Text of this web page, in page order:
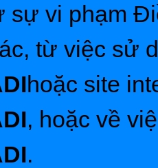
sự vi phạm
từ việc sử
hoặc site
, hoặc về
.